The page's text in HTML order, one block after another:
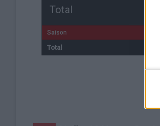
Total
Saison
Total